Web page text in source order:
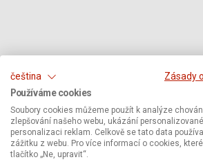
čeština
Zásady
Používáme cookies
Soubory cookies můžeme použít k analýze
zlepšování našeho webu, ukázání
personalizaci reklam. Celkově se tato data
zážitku z webu. Pro více informací o cookies,
tlačítko „Ne, upravit“.